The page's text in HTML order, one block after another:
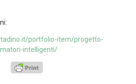
portfolio-item/progetto-
intelligenti/